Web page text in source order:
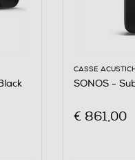
CASSE
SONOS -
€ 861,00